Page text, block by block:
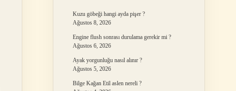
Kuzu göbeği hangi ayda pişer ?
Ağustos 8, 2026
Engine flush sonrası durulama gerekir mi ?
Ağustos 6, 2026
Ayak yorgunluğu nasıl alınır ?
Ağustos 5, 2026
Bilge Kağan Etil aslen nereli ?